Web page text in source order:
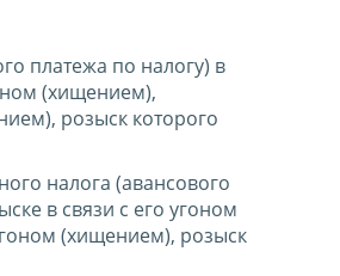
платежа по налогу) в
(хищением),
розыск которого
налога (авансового
в связи с его угоном
(хищением), розыск